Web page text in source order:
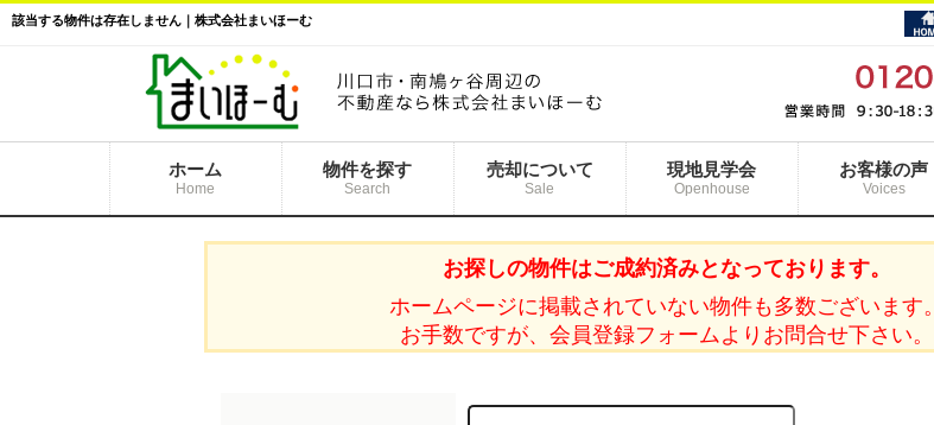
該当する物件は存在しません｜株式会社まいほーむ
ホーム
Home
物件を探す
Search
売却について
Sale
現地見学会
Openhouse
お客様の声
Voices
お探しの物件はご成約済みとなっております。
ホームページに掲載されていない物件も多数ございます。
お手数ですが、会員登録フォームよりお問合せ下さい。